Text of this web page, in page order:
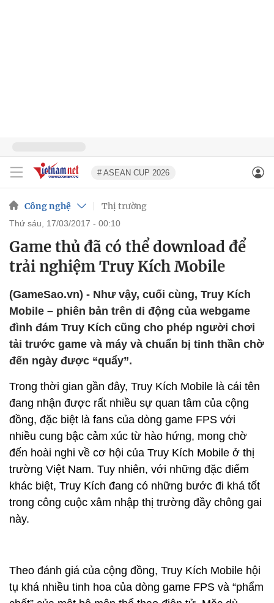
# ASEAN CUP 2026
Công nghệ Thị trường
thứ sáu, 17/03/2017 - 00:10
Game thủ đã có thể download để
trải nghiệm Truy Kích Mobile
(GameSao.vn) - Như vậy, cuối cùng, Truy Kích
Mobile – phiên bản trên di động của webgame
đình đám Truy Kích cũng cho phép người chơi
tải trước game và máy và chuẩn bị tinh thần chờ
đến ngày được “quẩy”.
Trong thời gian gần đây, Truy Kích Mobile là cái tên
đang nhận được rất nhiều sự quan tâm của cộng
đồng, đặc biệt là fans của dòng game FPS với
nhiều cung bậc cảm xúc từ hào hứng, mong chờ
đến hoài nghi về cơ hội của Truy Kích Mobile ở thị
trường Việt Nam. Tuy nhiên, với những đặc điểm
khác biệt, Truy Kích đang có những bước đi khá tốt
trong công cuộc xâm nhập thị trường đầy chông gai
này.
Theo đánh giá của cộng đồng, Truy Kích Mobile hội
tụ khá nhiều tinh hoa của dòng game FPS và “phẩm